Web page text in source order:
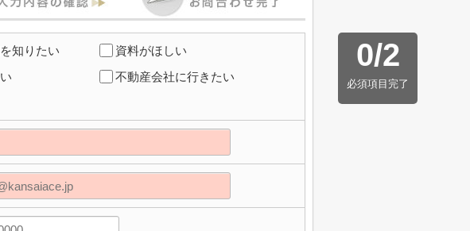
0/2
必須項目完了
知りたい
資料がほしい
不動産会社に行きたい